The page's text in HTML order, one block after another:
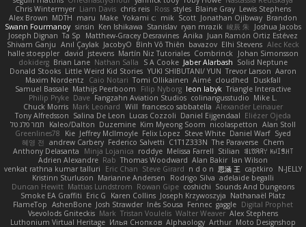
Chris Wintermyer Liam Davis chris reis Ross styles Blaine Gray Lewis Stephens
Alex Brown MDTH maru Make Yokami c: mik Scott Jonathan Ojibway Brandon
Swann Fourmanoy sinsin Ken Ishikawa Stanislav ryan mrazik 峻辰 朱
Joshua Jacobs
Joseph Dignan Ta Sp Matthew-Gracey Desravines Anika Juan Ramón Ortiz Estévez
Shivam Ganju Anıl Çaylak JacobyO Bình Võ Thiên bavazov Elhi Stevens Alec Keck
halle stoeppler david jstevens Martín Niz Tutoriales Combrinck
Johan Simonsson
dokiderg Brian Lane Nathan Salla S A Cooke Jaber Alarbash Solid Neptune
Donald Stooks Little Weird Kid Stories YUKI SHIBUTANI/ YUN Trevor Larson Aaron
Maxim Nordentz
Caio Notari Tomi Ollikainen Aimé cloudhed
Duskfall
Samuel Bassale Mathijs Peerboom Filip Nyborg leon labyk Triangle Interactive
Philip Pryke Dave Fangzahn Aviation Studios colinangusstudio Mike L.
Chuck Morris Mark Leonard Will francesco sabbatella Alexander Leinauer
Tony Alfredsson Salina De Leon Lucas Cozzoli Daniel Eijgendaal Eliézer Ojeda
תמר פלג טל
Kaleo/Dalton Duzemine Kim Myeong Soom nicolaspetton Alan Stoll
Greenlines78
Kie Jeffrey McIlmoyle Felix Lopez Steve White Daniel Warf Syed
혜영 전 andrew Carbery Federico Salvetti C1T1Z333N The Paraverse Chem
Anthony Delasanta
Minja Lojanica roddye Melissa Farrell Stilian ꌃ꒒ꀎꋪꋪꌩ ꀘꈤꀤꁅꃅ꓄
Adrien Alexandre Rab Thomas Woodward Alan Bakir Ian Wilson
venkat rathna kumar talluri
Eric Chan Steve Girard n d o n 思涵 王 captkiro
N-JELLY
Kristinn Sturluson Marianne Andersen Rodrigo Silva adelaide begalli
Duncan Hewitt Mattias Lundstrom Rowan Gipe coshichi Sounds And Dungeons
Smoke EA Graffiti Eric G Karen Collins Joseph Krzywoszyja Nathanaël Platz
FlameTop AshenBone Josh Strawder Inês Sousa Fennec gaggle Digital Prophet
Vsevolods Gniteckis Mark Tristan Voulelis Walter Weaver Alex Stephens
Luthonium Virtual Heritage Илья Снопков Alphaology Arthur Moto Designshop